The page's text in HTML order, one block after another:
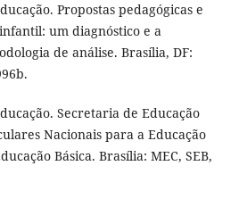
Propostas pedagógicas e
um diagnóstico e a
de análise. Brasília, DF:
Secretaria de Educação
Nacionais para a Educação
Básica. Brasília: MEC, SEB,